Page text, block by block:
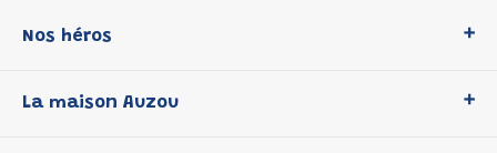
Nos héros
P'tit Loup
La maison Auzou